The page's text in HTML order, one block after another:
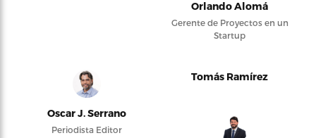
Orlando Alomá
Gerente de Proyectos en un
Startup
Oscar J. Serrano
Periodista Editor
Tomás Ramírez